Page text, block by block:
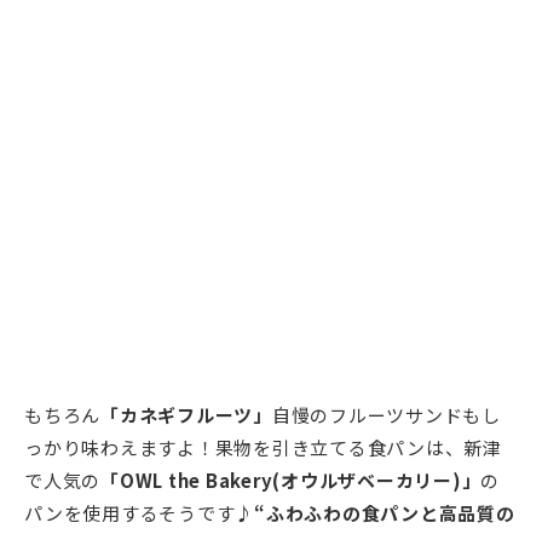
もちろん 「カネギフルーツ」 自慢のフルーツサンドもし
っかり味わえますよ！果物を引き立てる食パンは、新津
で人気の 「OWL the Bakery(オウルザベーカリー)」 の
パンを使用するそうです♪ “ふわふわの食パンと高品質の